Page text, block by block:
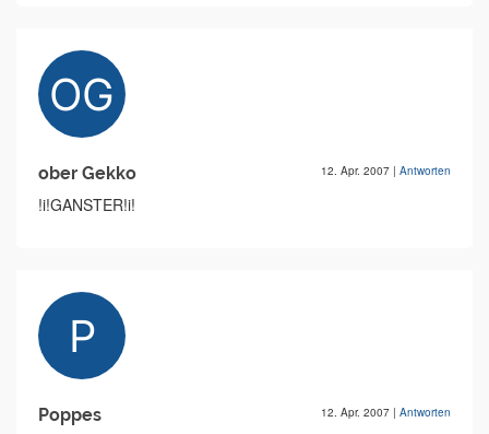
ober Gekko 12. Apr. 2007 | Antworten
!i!GANSTER!i!
Poppes 12. Apr. 2007 | Antworten